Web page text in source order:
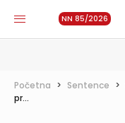
NN 85/2026
Početna > Sentence >
pr...